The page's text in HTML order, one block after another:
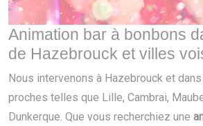
Animation bar à bonbons
de Hazebrouck et villes
Nous intervenons à Hazebrouck et
proches telles que Lille, Cambrai,
Dunkerque. Que vous recherchiez une